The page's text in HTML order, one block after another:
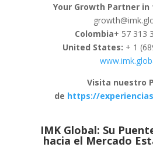
Your Growth Partner
Colombia+ 57 313
United States: + 1
Visita nuestro
de https://
IMK Global: Su
hacia el Mercado